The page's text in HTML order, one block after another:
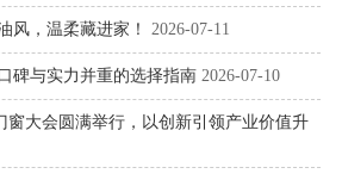
风，温柔藏进家！ 2026-07-11
碑与实力并重的选择指南 2026-07-10
窗大会圆满举行，以创新引领产业价值升